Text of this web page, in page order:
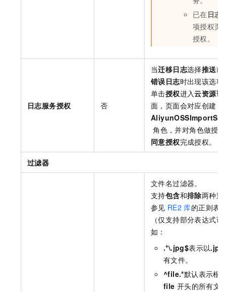
已在日志
项授权页
授权。
日志服务授权 否
当迁移日志选择推送或
错误日志时出现该选项
单击授权进入云资源访
面，页面会对应创建
角色，并对角色做授
同意授权完成授权。
过滤器
文件名过滤器。
支持包含和排除两种过
参见 RE2 库的正则表
（仅支持部分表达式
如：
.*\.jpg$表示以.jpg
有文件。
^file.*默认表示根
file 开头的所有文